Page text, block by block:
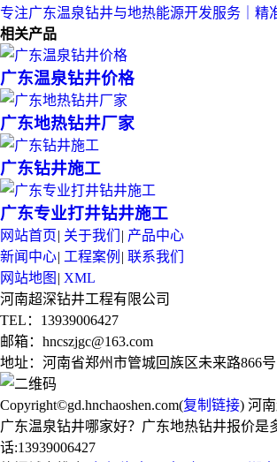
专注广东温泉钻井与地热能源开发服务｜精
相关产品
广东温泉钻井价格
广东地热钻井厂家
广东钻井施工
广东专业打井钻井施工
网站首页| 关于我们 | 产品中心
新闻中心| 工程案例 | 联系我们
网站地图 | XML
河南超深钻井工程有限公司
TEL：13939006427
邮箱：hncszjgc@163.com
地址：河南省郑州市管城回族区未来路866号
Copyright©gd.hnchaoshen.com(复制链接) 河
广东温泉钻井哪家好？广东地热钻井报价
话:13939006427